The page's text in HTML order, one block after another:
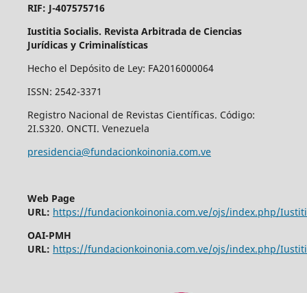
RIF: J-407575716
Iustitia Socialis. Revista Arbitrada de Ciencias
Jurídicas y Criminalísticas
Hecho el Depósito de Ley: FA2016000064
ISSN: 2542-3371
Registro Nacional de Revistas Científicas. Código:
2I.S320. ONCTI. Venezuela
presidencia@fundacionkoinonia.com.ve
Web Page
URL: https://fundacionkoinonia.com.ve/ojs/index.php/
OAI-PMH
URL: https://fundacionkoinonia.com.ve/ojs/index.php/